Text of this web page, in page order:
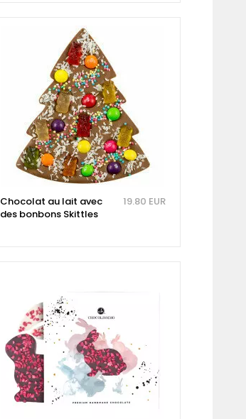
Chocolat au lait avec
des bonbons Skittles
19.80 EUR